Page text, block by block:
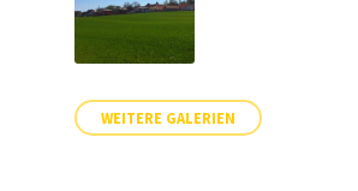
WEITERE GALERIEN